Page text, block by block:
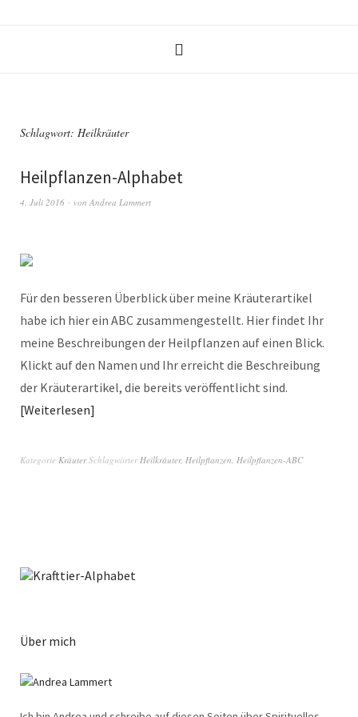
Schlagwort: Heilkräuter
Heilpflanzen-Alphabet
4. Juli 2016 von Andrea Lammert
Für den besseren Überblick über meine Kräuterartikel
habe ich hier ein ABC zusammengestellt. Hier findet Ihr
meine Beschreibungen der Heilpflanzen auf einen Blick.
Klickt auf den Namen und Ihr erreicht die Beschreibung
der Kräuterartikel, die bereits veröffentlicht sind.
Weiterlesen
Kategorie Kräuter SchlagwörterHeilkräuter, Heilpflanzen, Heilpflanzen-ABC
Über mich